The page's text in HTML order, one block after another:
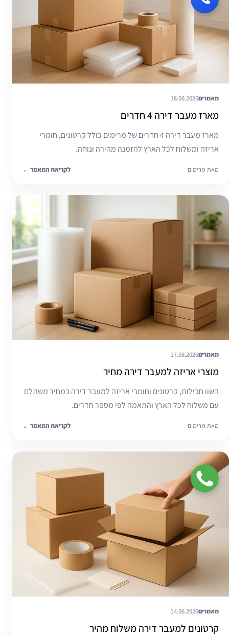
מאמרים18.06.2026
מארז מעבר דירה 4 חדרים
מארז מעבר דירה 4 חדרים של מרימים כולל קרטונים, חומרי
אריזה ומשלוח לכל הארץ להזמנה מהירה ונוחה.
מאת מרימים לקריאת המאמר ←
מאמרים17.06.2026
מוצרי אריזה למעבר דירה מחיר
השוו חבילות, קרטונים וחומרי אריזה למעבר דירה במחיר משתלם
עם משלוח לכל הארץ והתאמה לפי מספר חדרים.
מאת מרימים לקריאת המאמר ←
מאמרים14.06.2026
קרטונים למעבר דירה משלוח מהיר